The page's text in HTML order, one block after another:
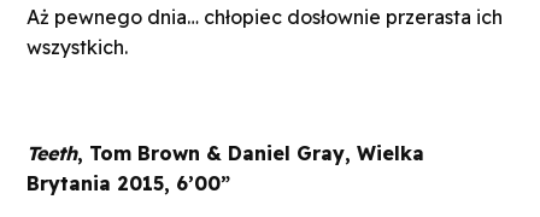
Aż pewnego dnia… chłopiec dosłownie przerasta ich
wszystkich.
Teeth, Tom Brown & Daniel Gray, Wielka
Brytania 2015, 6’00”